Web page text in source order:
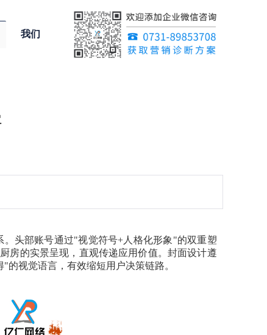
我们
。头部账号通过"视觉符号+人格化形象"的双重塑
房的实景呈现，直观传递应用价值。封面设计遵
的视觉语言，有效缩短用户决策链路。